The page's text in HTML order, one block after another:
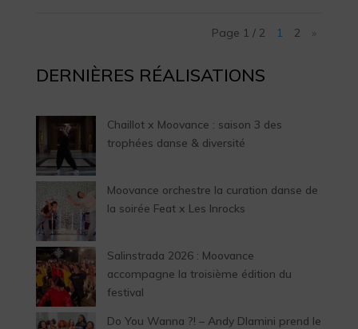
Page 1 / 2 1 2 »
DERNIÈRES RÉALISATIONS
Chaillot x Moovance : saison 3 des
trophées danse & diversité
Moovance orchestre la curation danse de
la soirée Feat x Les Inrocks
Salinstrada 2026 : Moovance
accompagne la troisième édition du
festival
Do You Wanna ?! – Andy Dlamini prend le